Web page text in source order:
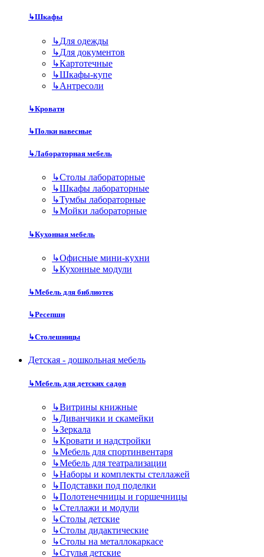
↳Шкафы
↳Для одежды
↳Для документов
↳Картотечные
↳Шкафы-купе
↳Антресоли
↳Кровати
↳Полки навесные
↳Лабораторная мебель
↳Столы лабораторные
↳Шкафы лабораторные
↳Тумбы лабораторные
↳Мойки лабораторные
↳Кухонная мебель
↳Офисные мини-кухни
↳Кухонные модули
↳Мебель для библиотек
↳Ресепшн
↳Столешницы
Детская - дошкольная мебель
↳Мебель для детских садов
↳Витрины книжные
↳Диванчики и скамейки
↳Зеркала
↳Кровати и надстройки
↳Мебель для спортинвентаря
↳Мебель для театрализации
↳Наборы и комплекты стеллажей
↳Подставки под поделки
↳Полотенечницы и горшечницы
↳Стеллажи и модули
↳Столы детские
↳Столы дидактические
↳Столы на металлокаркасе
↳Стулья детские